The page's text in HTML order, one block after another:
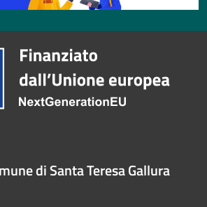
di Santa Teresa Gallura